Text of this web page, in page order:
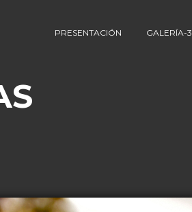
PRESENTACIÓN GALERÍA-3